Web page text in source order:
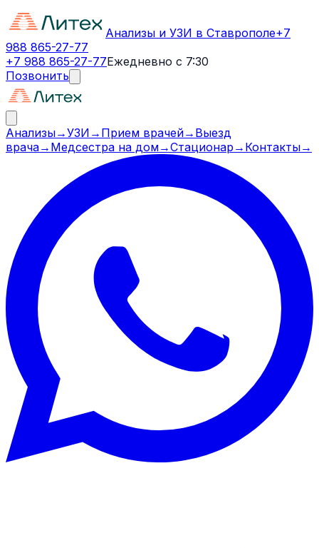
Анализы и УЗИ в Ставрополе+7
988 865-27-77
+7 988 865-27-77Ежедневно с 7:30
Позвонить
Анализы→УЗИ → Прием врачей→ Выезд
врача→ Медсестра на дом→Стационар → Контакты→